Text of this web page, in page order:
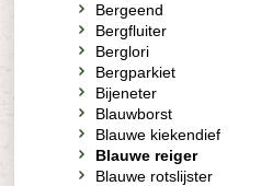
Bergeend
Bergfluiter
Berglori
Bergparkiet
Bijeneter
Blauwborst
Blauwe kiekendief
Blauwe reiger
Blauwe rotslijster